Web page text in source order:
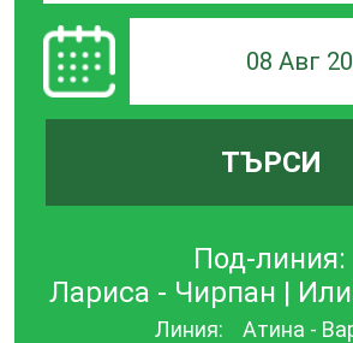
08 Авг
ТЪРСИ
Под-линия:
Лариса - Чирпан |
Линия: Атина -